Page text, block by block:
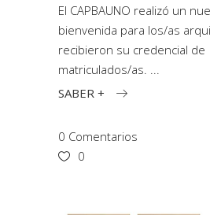
El CAPBAUNO realizó un
bienvenida para los/as
recibieron su credencial de
matriculados/as.
SABER +
0 Comentarios
0